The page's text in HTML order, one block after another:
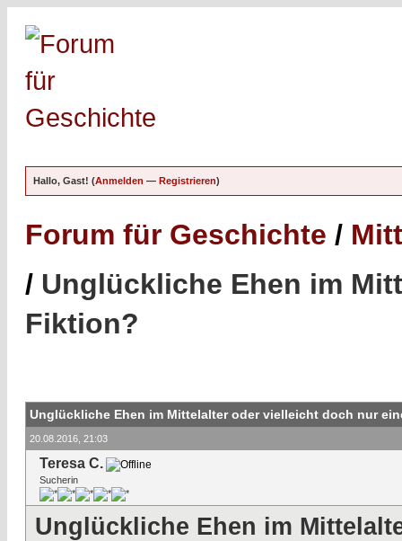
Hallo, Gast! (Anmelden — Registrieren)
Forum für Geschichte /
/ Unglückliche Ehen im
Fiktion?
Unglückliche Ehen im Mittelalter oder vielleicht doch nur
20.08.2016, 21:03
Teresa C.
Sucherin
Unglückliche Ehen im